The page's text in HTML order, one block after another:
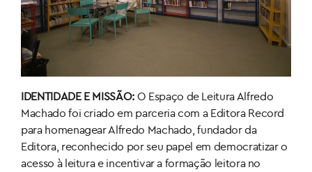
IDENTIDADE E MISSÃO: O Espaço de Leitura Alfredo
Machado foi criado em parceria com a Editora Record
para homenagear Alfredo Machado, fundador da
Editora, reconhecido por seu papel em democratizar o
acesso à leitura e incentivar a formação leitora no